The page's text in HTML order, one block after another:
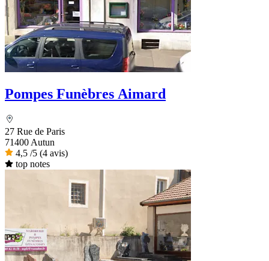
Pompes Funèbres Aimard
27 Rue de Paris
71400 Autun
4,5 /5 (4 avis)
top notes